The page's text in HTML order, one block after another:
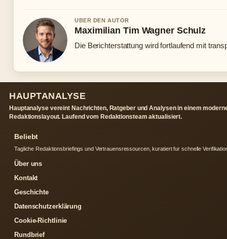
UBER DEN AUTOR
Maximilian Tim Wagner Schulz
Die Berichterstattung wird fortlaufend mit
HAUPTANALYSE
Hauptanalyse vereint Nachrichten, Ratgeber und Analysen in einem
Redaktionslayout. Laufend vom Redaktionsteam aktualisiert.
Beliebt
Tagliche Redaktionsbriefings und Vertrauensressourcen, kuratiert fur schnelle
Über uns
Kontakt
Geschichte
Datenschutzerklärung
Cookie-Richtlinie
Rundbrief